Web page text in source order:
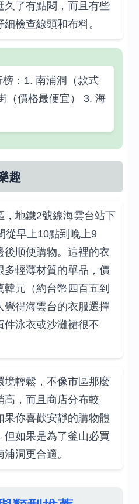
久了有點悶，而且有些
檢查線頭和布料。
：1. 南浦洞（款式
（價格最便宜） 3. 海
趣
，地鐵2號線海雲台站下
從早上10點到晚上9
後順便購物。這裡的衣
多輕薄材質的單品，價
元（約台幣四百五到
覺得海雲台的衣服選擇
件泳衣或沙灘裙很不
境輕鬆，不像市區那麼
高，而且商店分布較
果你喜歡安靜的購物體
但如果是為了釜山必買
洞更合適。